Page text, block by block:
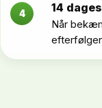
4 14
Når